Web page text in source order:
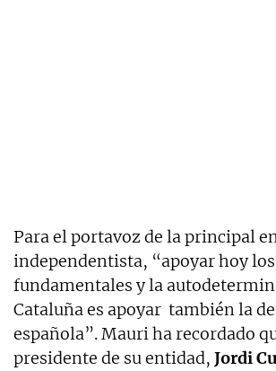
Para el portavoz de la principal
independentista, “apoyar hoy
fundamentales y la
Cataluña es apoyar también la
española”. Mauri ha recordado
presidente de su entidad, Jordi